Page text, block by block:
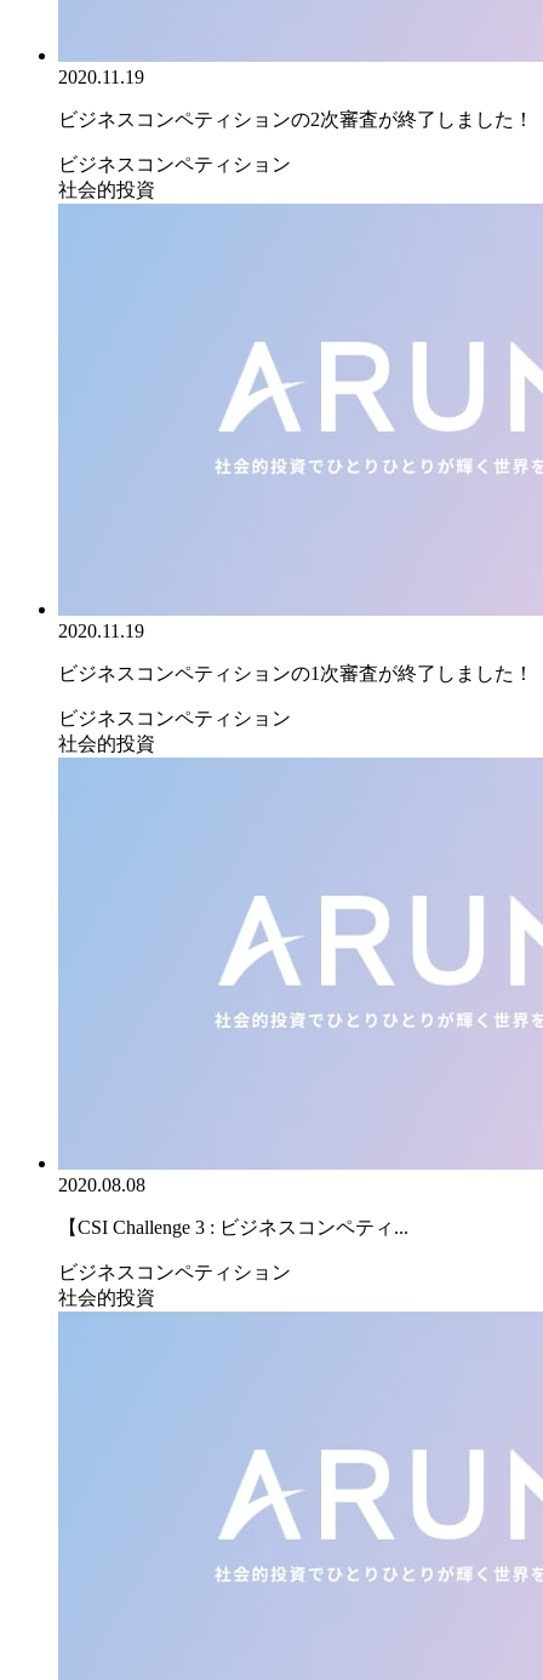
2020.11.19
ビジネスコンペティションの2次審査が終了しました！
ビジネスコンペティション
社会的投資
2020.11.19
ビジネスコンペティションの1次審査が終了しました！
ビジネスコンペティション
社会的投資
2020.08.08
【CSI Challenge 3 : ビジネスコンペティ...
ビジネスコンペティション
社会的投資